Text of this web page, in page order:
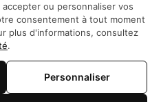
Maison Otaku
ou personnaliser vos
consentement à tout moment
plus d'informations, consultez
.
Personnaliser